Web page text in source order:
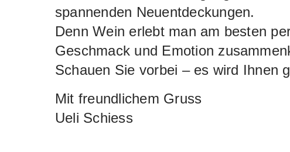
spannenden Neuentdeckungen.
Denn Wein erlebt man am besten
Geschmack und Emotion
Schauen Sie vorbei – es wird Ihnen
Mit freundlichem Gruss
Ueli Schiess